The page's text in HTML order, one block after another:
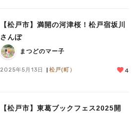
【松戸市】満開の河津桜！松戸宿坂川
さんぽ
まつどのマー子
2025年5月13日 松戸(町） 4
【松戸市】東葛ブックフェス2025開